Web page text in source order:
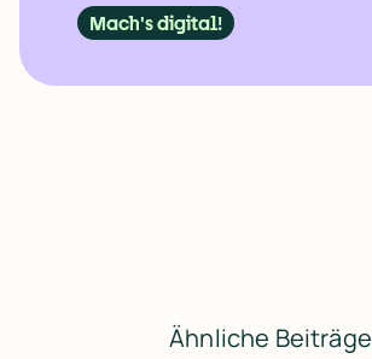
Mach's digital!
Ähnliche Beiträge